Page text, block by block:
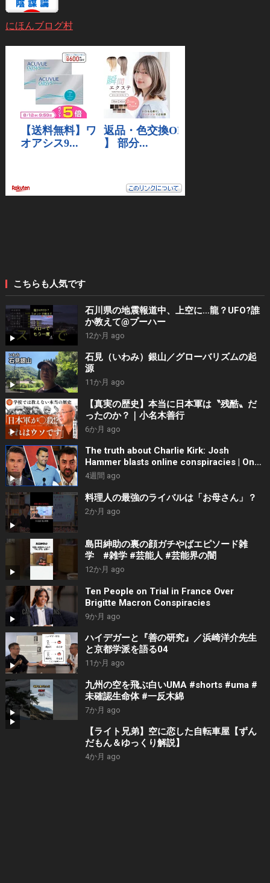
にほんブログ村
こちらも人気です
石川県の地震報道中、上空に…龍？UFO?誰
か教えて@プーハー
12か月 ago
石見（いわみ）銀山／グローバリズムの起
源
11か月 ago
【真実の歴史】本当に日本軍は〝残酷〟だ
ったのか？｜小名木善行
6か月 ago
The truth about Charlie Kirk: Josh
Hammer blasts online conspiracies | On
Balance
4週間 ago
料理人の最強のライバルは「お母さん」？
2か月 ago
島田紳助の裏の顔ガチやばエピソード雑
学 #雑学 #芸能人 #芸能界の闇
12か月 ago
Ten People on Trial in France Over
Brigitte Macron Conspiracies
9か月 ago
ハイデガーと『善の研究』／浜崎洋介先生
と京都学派を語る04
11か月 ago
九州の空を飛ぶ白いUMA #shorts #uma #
未確認生命体 #一反木綿
7か月 ago
【ライト兄弟】空に恋した自転車屋【ずん
だもん＆ゆっくり解説】
4か月 ago